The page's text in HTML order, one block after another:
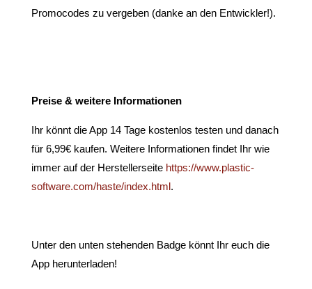
Promocodes zu vergeben (danke an den Entwickler!).
Preise & weitere Informationen
Ihr könnt die App 14 Tage kostenlos testen und danach
für 6,99€ kaufen. Weitere Informationen findet Ihr wie
immer auf der Herstellerseite https://www.plastic-
software.com/haste/index.html.
Unter den unten stehenden Badge könnt Ihr euch die
App herunterladen!